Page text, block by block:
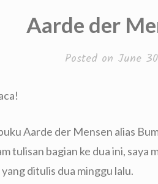
Aarde der
Posted on June
Aarde der Mensen alias
tulisan bagian ke dua ini,
ditulis dua minggu lalu.